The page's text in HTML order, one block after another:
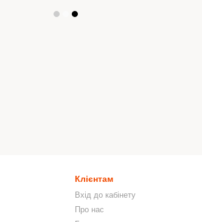
Клієнтам
Вхід до кабінету
Про нас